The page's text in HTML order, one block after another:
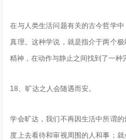
在与人类生活问题有关的古今哲学
真理。这种学说，就是指介于两个
精神，在动作与静止之间找到了一种
18、旷达之人会随遇而安。
学会旷达，我们不再因生活中所谓
度上去看待和审视周围的人和事；